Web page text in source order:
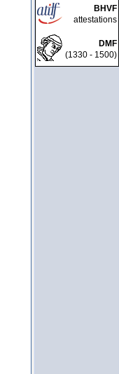
BHVF
attestations
DMF
(1330 - 1500)